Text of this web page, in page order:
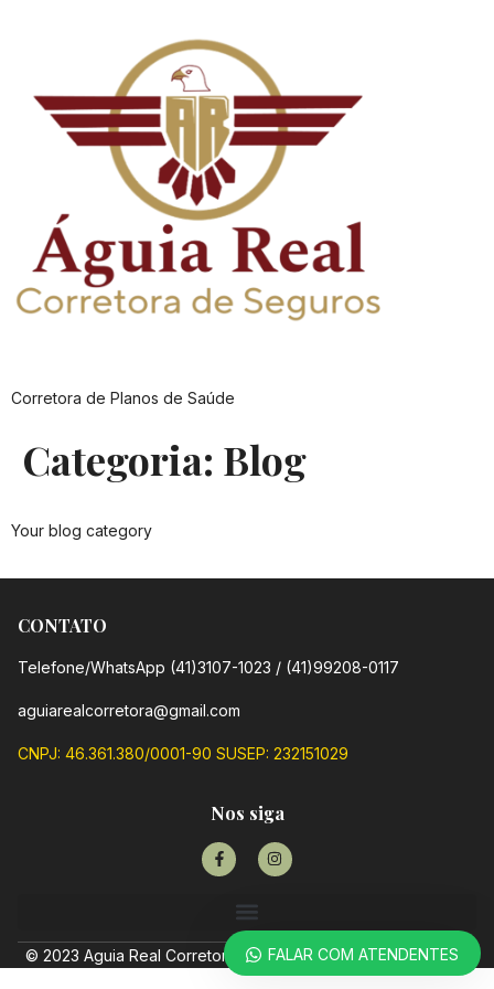
Corretora de Planos de Saúde
Categoria: Blog
Your blog category
CONTATO
Telefone/WhatsApp (41)3107-1023 / (41)99208-0117
aguiarealcorretora@gmail.com
CNPJ: 46.361.380/0001-90 SUSEP: 232151029
Nos siga
© 2023 Aguia Real Corretora de Seguros. All rights reserved.
FALAR COM ATENDENTES